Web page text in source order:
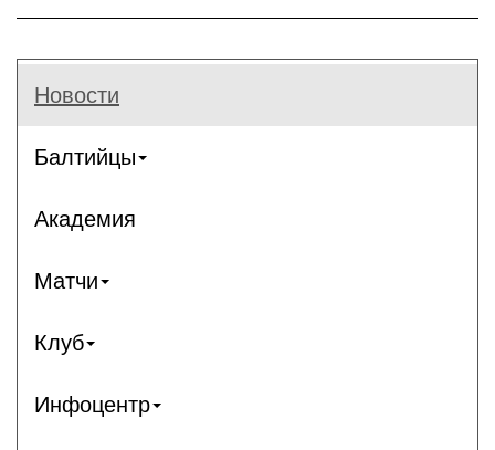
Новости
Балтийцы
Академия
Матчи
Клуб
Инфоцентр